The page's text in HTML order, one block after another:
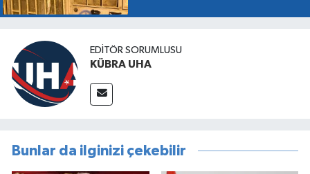
EDİTÖR SORUMLUSU
KÜBRA UHA
Bunlar da ilginizi çekebilir